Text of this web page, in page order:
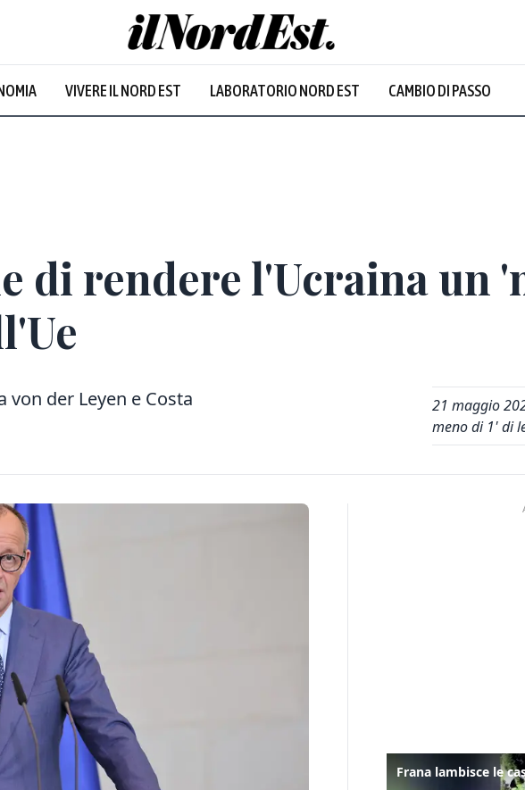
VIVERE IL NORD EST LABORATORIO NORD EST CAMBIO DI PASSO
Prevalentemente soleggiato
di rendere l'Ucraina un
von der Leyen e Costa
21 maggio
meno di 1' di